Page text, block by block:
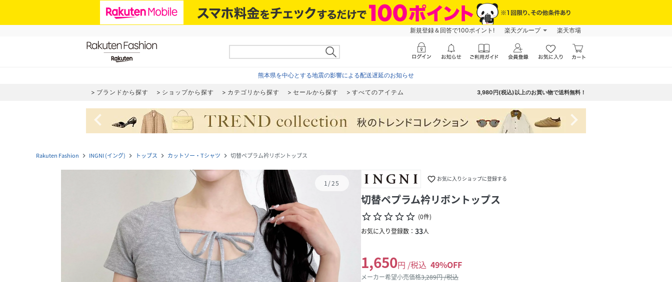
新規登録＆回答で100ポイント! 楽天グループ 楽天市場
熊本県を中心とする地震の影響による配送遅延のお知らせ
ブランドから探す ショップから探す カテゴリから探す セールから探す すべてのアイテム 3,980円(税込)以上のお買い物で送料無料！
navigate_before navigate_next
Rakuten Fashion navigate_next INGNI (イング) navigate_next トップス navigate_next カットソー・Tシャツ navigate_next 切替ペプラム衿リボントップス
1/25 favorite_border お気に入りショップに登録する
切替ペプラム衿リボントップス
star_borderstar_borderstar_borderstar_borderstar_border (0件)
お気に入り登録数： 33人
1,650円 /税込 49%OFF
メーカー希望小売価格3,289円 /税込